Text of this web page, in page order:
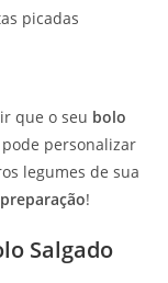
picadas
que o seu bolo
personalizar
legumes de sua
!
Salgado